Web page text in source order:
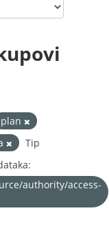
plan
Tip
authority/access-